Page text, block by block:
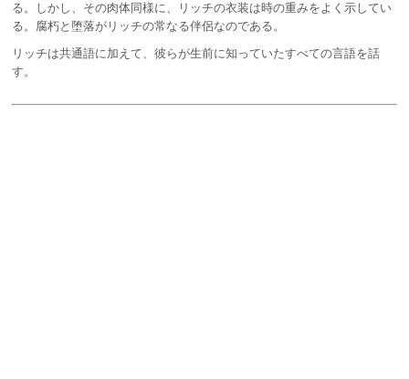
る。しかし、その肉体同様に、リッチの衣装は時の重みをよく示してい
る。腐朽と堕落がリッチの常なる伴侶なのである。
リッチは共通語に加えて、彼らが生前に知っていたすべての言語を話
す。